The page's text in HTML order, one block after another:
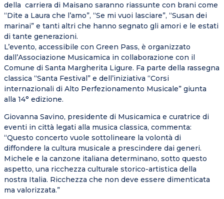
della carriera di Maisano saranno riassunte con brani come
“Dite a Laura che l’amo”, “Se mi vuoi lasciare”, “Susan dei
marinai” e tanti altri che hanno segnato gli amori e le estati
di tante generazioni.
L’evento, accessibile con Green Pass, è organizzato
dall’Associazione Musicamica in collaborazione con il
Comune di Santa Margherita Ligure. Fa parte della rassegna
classica “Santa Festival” e dell’iniziativa “Corsi
internazionali di Alto Perfezionamento Musicale” giunta
alla 14° edizione.
Giovanna Savino, presidente di Musicamica e curatrice di
eventi in città legati alla musica classica, commenta:
“Questo concerto vuole sottolineare la volontà di
diffondere la cultura musicale a prescindere dai generi.
Michele e la canzone italiana determinano, sotto questo
aspetto, una ricchezza culturale storico-artistica della
nostra Italia. Ricchezza che non deve essere dimenticata
ma valorizzata.”